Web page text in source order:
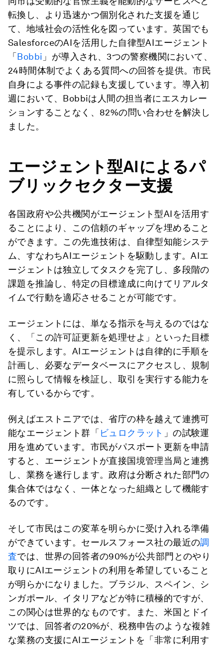
転換し、より迅速かつ個別化された支援を通じ
て、地域社会の活性化を図っています。英国でも
SalesforceのAIを活用した自律型AIエージェント
「 Bobbi 」が導入され、3つの警察機関において、
24時間体制でよくある質問への回答を提供。市民
自身による事件の記録も支援しています。導入初
週において、Bobbiは人間の担当者にエスカレー
ションすることなく、82%の問い合わせを解決し
ました。
エージェント型AIによるパ
ブリックセクター支援
各国政府や公共機関がエージェント型AIを活用す
ることにより、この信頼のギャップを埋めること
ができます。この先進技術は、自律型知能システ
ム、すなわちAIエージェントを駆動します。AIエ
ージェントは独立してタスクを完了し、多段階の
課題を推論し、特定の目標達成に向けてリアルタ
イムで行動を適応させることが可能です。
エージェントには、単なる指示を与えるのではな
く、「この許可証更新を処理せよ」といった目標
を提示します。AIエージェントは自律的に手順を
計画し、必要なデータベースにアクセスし、規制
に照らして情報を検証し、取引を実行する能力を
有しているからです。
例えばエストニアでは、省庁の枠を越えて連携可
能なエージェント群「 ビュロクラット 」の試験運
用を進めています。市民がパスポート更新を申請
すると、エージェントが直接国境管理当局と連携
し、業務を遂行します。政府は分断された部門の
集合体ではなく、一体となった組織として機能す
るのです。
そして市民はこの変革を明らかに受け入れる準備
ができています。セールスフォース社の最近の調
査では、世界の回答者の90%が公共部門とのやり
取りにAIエージェントの利用を希望していること
が明らかになりました。ブラジル、スペイン、シ
ンガポール、イタリアなどが特に積極的ですが、
この関心は世界的なものです。また、米国とドイ
ツでは、回答者の20%が、税務申告のような複雑
な業務の支援にAIエージェントを「非常に利用す